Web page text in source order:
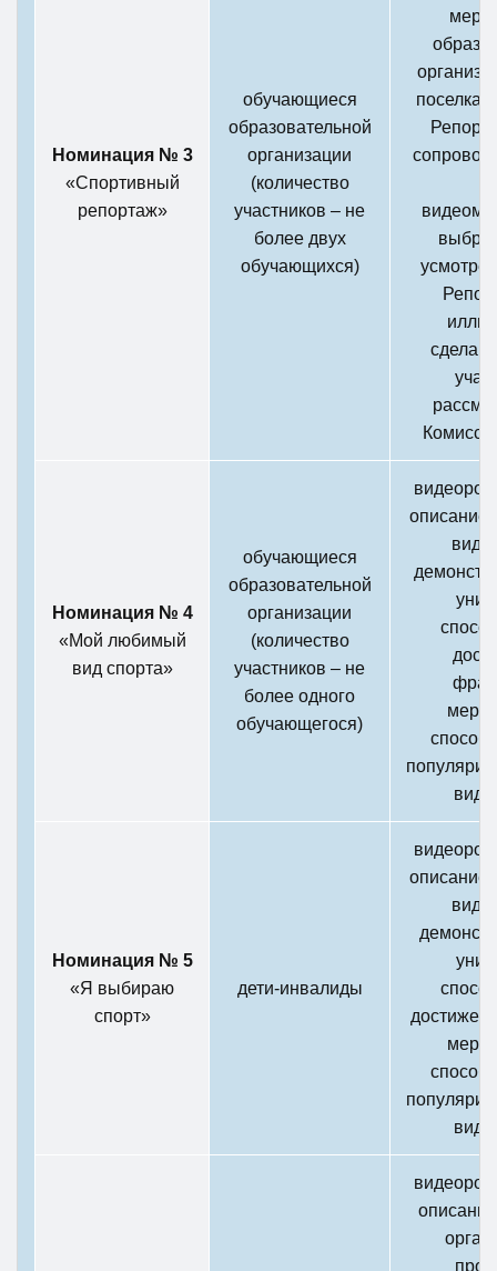
Номинация № 3
«Спортивный
репортаж»
обучающиеся
образовательной
организации
(количество
участников – не
более двух
обучающихся)
поселка,
Номинация № 4
«Мой любимый
вид спорта»
обучающиеся
образовательной
организации
(количество
участников – не
более одного
обучающегося)
вида
вида
Номинация № 5
«Я выбираю
спорт»
дети-инвалиды
вида
вида